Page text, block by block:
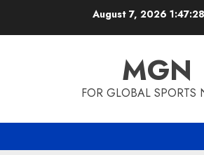
August 7, 2026
MGN
FOR GLOBAL SPORTS